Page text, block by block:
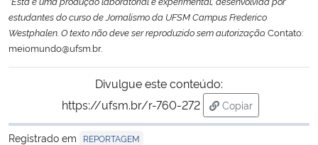
estudantes do curso de Jornalismo da UFSM Campus Frederico
Westphalen. O texto não deve ser reproduzido sem autorização. Contato:
meiomundo@ufsm.br.
Divulgue este conteúdo:
https://ufsm.br/r-760-272
Copiar
para área de
Registrado em
REPORTAGEM